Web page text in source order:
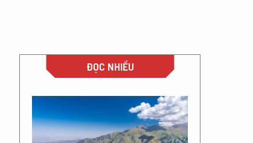
ĐỌC NHIỀU